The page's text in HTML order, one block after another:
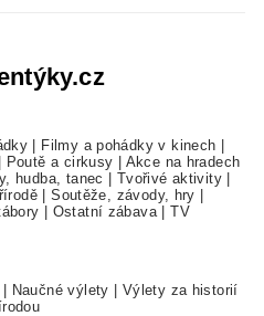
Filmy a pohádky v kinech
Poutě a cirkusy
Akce na hradech
hudba, tanec Tvořivé aktivity
|Soutěže, závody, hry
Ostatní zábava |TV
Naučné výlety
Výlety za historií